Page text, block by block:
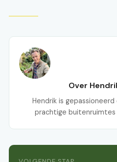
Over
Hendrik is
prachtige